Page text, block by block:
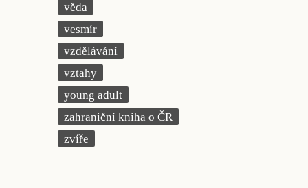
věda
vesmír
vzdělávání
vztahy
young adult
zahraniční kniha o ČR
zvíře